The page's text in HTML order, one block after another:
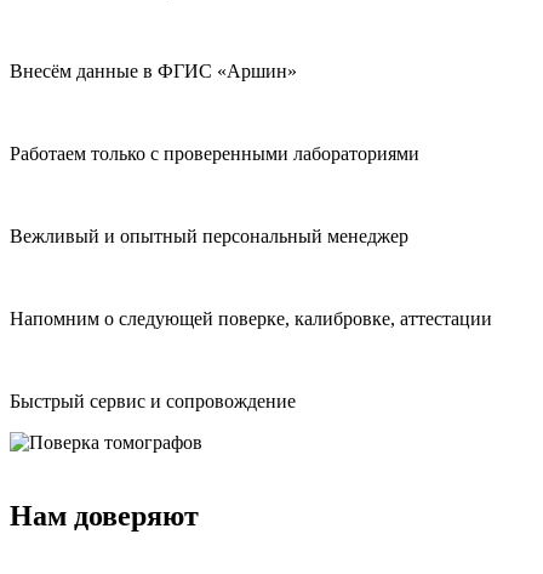
Внесём данные в ФГИС «Аршин»
Работаем только с проверенными лабораториями
Вежливый и опытный персональный менеджер
Напомним о следующей поверке, калибровке, аттестации
Быстрый сервис и сопровождение
Нам доверяют